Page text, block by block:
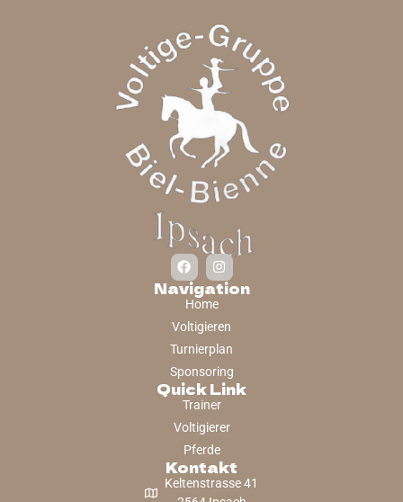
Navigation
Home
Voltigieren
Turnierplan
Sponsoring
Quick Link
Trainer
Voltigierer
Pferde
Kontakt
Keltenstrasse 41